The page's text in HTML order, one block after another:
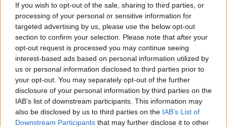
If you wish to opt-out of the sale, sharing to third parties, or
processing of your personal or sensitive information for
targeted advertising by us, please use the below opt-out
section to confirm your selection. Please note that after your
opt-out request is processed you may continue seeing
interest-based ads based on personal information utilized by
us or personal information disclosed to third parties prior to
your opt-out. You may separately opt-out of the further
disclosure of your personal information by third parties on the
IAB’s list of downstream participants. This information may
also be disclosed by us to third parties on the IAB’s List of
Downstream Participants that may further disclose it to other
Inviaci le tue segnalazioni,
i tuoi video e le tue foto
Su WhatsApp al numero +39
345 356 7512
Ricevi le nostre ultime news